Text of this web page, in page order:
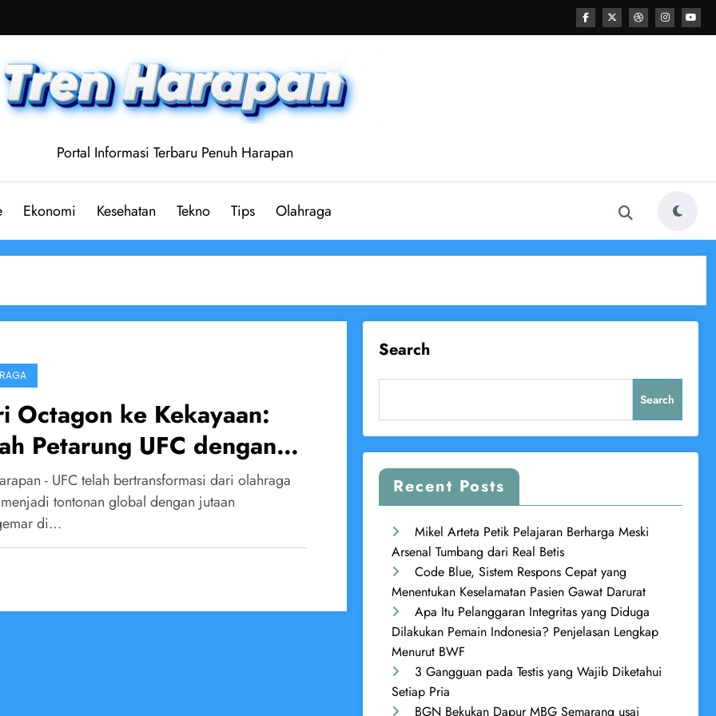
Portal Informasi Terbaru Penuh Harapan
Ekonomi Kesehatan Tekno Tips Olahraga
Octagon ke Kekayaan:
Petarung UFC dengan
Tertinggi Sepanjang
- UFC telah bertransformasi dari olahraga
tontonan global dengan jutaan
di…
Search
Search
Recent Posts
Mikel Arteta Petik Pelajaran Berharga Meski
Arsenal Tumbang dari Real Betis
Code Blue, Sistem Respons Cepat yang
Menentukan Keselamatan Pasien Gawat Darurat
Apa Itu Pelanggaran Integritas yang Diduga
Dilakukan Pemain Indonesia? Penjelasan Lengkap
Menurut BWF
3 Gangguan pada Testis yang Wajib Diketahui
Setiap Pria
BGN Bekukan Dapur MBG Semarang usai